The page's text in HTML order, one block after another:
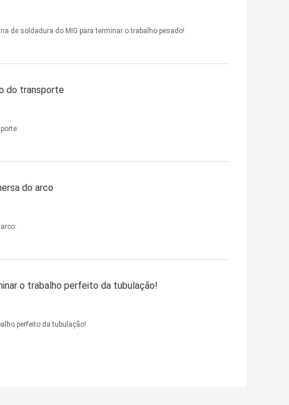
de soldadura do MIG para terminar o trabalho pesado!
do transporte
do arco
o trabalho perfeito da tubulação!
perfeito da tubulação!